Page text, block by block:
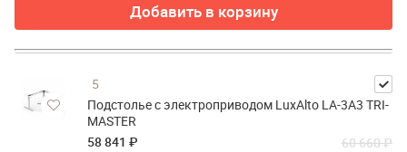
Добавить в корзину
5
Подстолье с электроприводом LuxAlto LA-3A3 TRI-
MASTER
58 841 ₽
60 660 ₽